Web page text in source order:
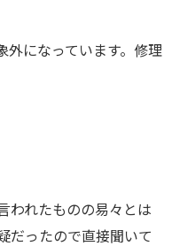
外になっています。修理
われたものの易々とは
だったので直接聞いて